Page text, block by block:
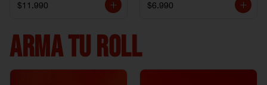
$11.990 $6.990
ARMA TU ROLL